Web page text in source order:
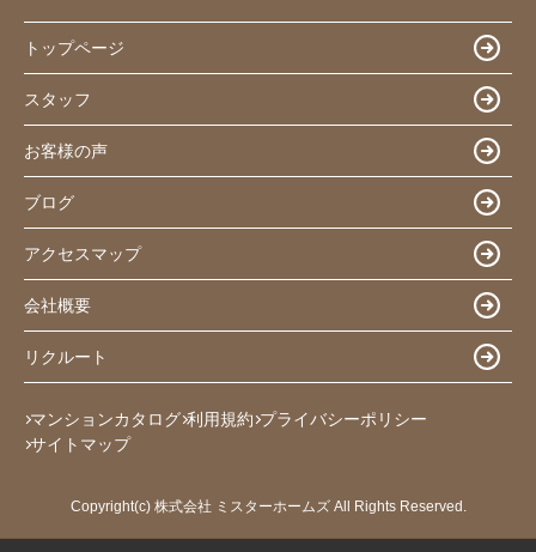
トップページ
スタッフ
お客様の声
ブログ
アクセスマップ
会社概要
リクルート
マンションカタログ 利用規約 プライバシーポリシー
サイトマップ
Copyright(c) 株式会社 ミスターホームズ All Rights Reserved.